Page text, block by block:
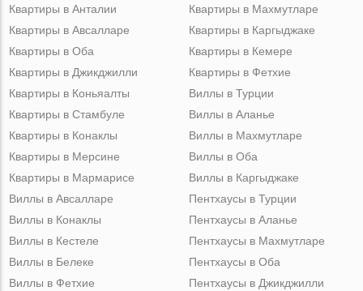
Квартиры в Анталии
Квартиры в Авсалларе
Квартиры в Оба
Квартиры в Джикджилли
Квартиры в Махмутларе
Квартиры в Каргыджаке
Квартиры в Кемере
Квартиры в Фетхие
Квартиры в Коньяалты
Квартиры в Стамбуле
Квартиры в Конаклы
Квартиры в Мерсине
Квартиры в Мармарисе
Виллы в Турции
Виллы в Аланье
Виллы в Махмутларе
Виллы в Оба
Виллы в Каргыджаке
Виллы в Авсалларе
Виллы в Конаклы
Виллы в Кестеле
Виллы в Белеке
Виллы в Фетхие
Пентхаусы в Турции
Пентхаусы в Аланье
Пентхаусы в Махмутларе
Пентхаусы в Оба
Пентхаусы в Джикджилли